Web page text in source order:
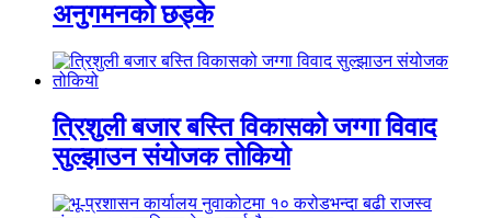
अनुगमनको छड्के
त्रिशुली बजार बस्ति विकासको जग्गा विवाद
सुल्झाउन संयोजक तोकियो